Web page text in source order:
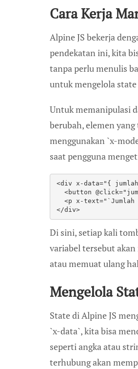
Cara Kerja
Alpine JS bekerja
pendekatan ini, kita
tanpa perlu menulis
untuk mengelola
Untuk memanipulasi
berubah, elemen
menggunakan `x-
saat pengguna
<div x-data="{
<button
<p x-
</div>
Di sini, setiap kali
variabel tersebut
atau memuat ulang
Mengelola
State di Alpine JS
`x-data`, kita bisa
seperti angka atau
terhubung akan